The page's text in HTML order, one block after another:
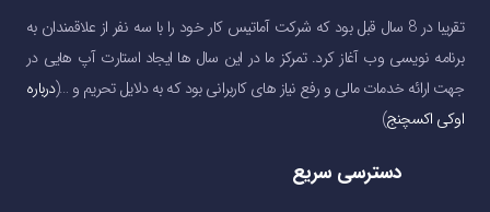
تقریبا در 8 سال قبل بود که شرکت آماتیس کار خود را با سه نفر از علاقمندان به
برنامه نویسی وب آغاز کرد. تمرکز ما در این سال ها ایجاد استارت آپ هایی در
جهت ارائه خدمات مالی و رفع نیاز های کاربرانی بود که به دلایل تحریم و …(درباره
اوکی اکسچنج)
دسترسی سریع